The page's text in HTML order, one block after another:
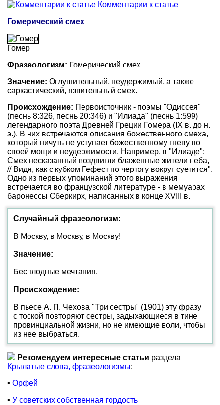
Комментарии к статье
Гомерический смех
Гомер
Фразеологизм: Гомерический смех.
Значение: Оглушительный, неудержимый, а также
саркастический, язвительный смех.
Происхождение: Первоисточник - поэмы "Одиссея"
(песнь 8:326, песнь 20:346) и "Илиада" (песнь 1:599)
легендарного поэта Древней Греции Гомера (IX в. до н.
э.). В них встречаются описания божественного смеха,
который ничуть не уступает божественному гневу по
своей мощи и неудержимости. Например, в "Илиаде":
Смех несказанный воздвигли блаженные жители неба,
// Видя, как с кубком Гефест по чертогу вокруг суетится".
Одно из первых упоминаний этого выражения
встречается во французской литературе - в мемуарах
баронессы Оберкирх, написанных в конце XVIII в.
Случайный фразеологизм:
В Москву, в Москву, в Москву!
Значение:
Бесплодные мечтания.
Происхождение:
В пьесе А. П. Чехова "Три сестры" (1901) эту фразу
с тоской повторяют сестры, задыхающиеся в тине
провинциальной жизни, но не имеющие воли, чтобы
из нее выбраться.
Рекомендуем интересные статьи раздела
Крылатые слова, фразеологизмы:
▪ Орфей
▪ У советских собственная гордость